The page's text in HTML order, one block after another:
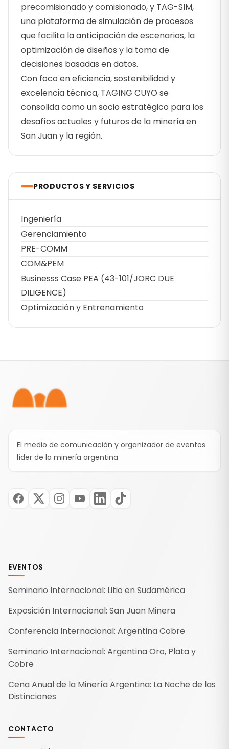
precomisionado y comisionado, y TAG-SIM,
una plataforma de simulación de procesos
que facilita la anticipación de escenarios, la
optimización de diseños y la toma de
decisiones basadas en datos.
Con foco en eficiencia, sostenibilidad y
excelencia técnica, TAGING CUYO se
consolida como un socio estratégico para los
desafíos actuales y futuros de la minería en
San Juan y la región.
PRODUCTOS Y SERVICIOS
Ingeniería
Gerenciamiento
PRE-COMM
COM&PEM
Businesss Case PEA (43-101/JORC DUE
DILIGENCE)
Optimización y Entrenamiento
El medio de comunicación y organizador de eventos
líder de la minería argentina
EVENTOS
Seminario Internacional: Litio en Sudamérica
Exposición Internacional: San Juan Minera
Conferencia Internacional: Argentina Cobre
Seminario Internacional: Argentina Oro, Plata y
Cobre
Cena Anual de la Minería Argentina: La Noche de las
Distinciones
CONTACTO